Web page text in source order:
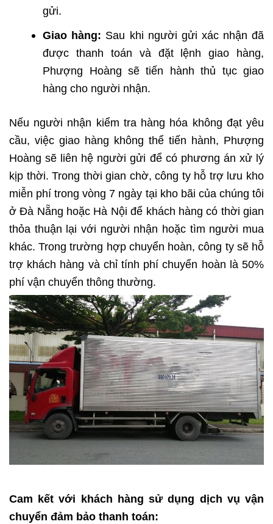
gửi.
Giao hàng: Sau khi người gửi xác nhận đã
được thanh toán và đặt lệnh giao hàng,
Phượng Hoàng sẽ tiến hành thủ tục giao
hàng cho người nhận.
Nếu người nhận kiểm tra hàng hóa không đạt yêu
cầu, việc giao hàng không thể tiến hành, Phượng
Hoàng sẽ liên hệ người gửi để có phương án xử lý
kịp thời. Trong thời gian chờ, công ty hỗ trợ lưu kho
miễn phí trong vòng 7 ngày tại kho bãi của chúng tôi
ở Đà Nẵng hoặc Hà Nội để khách hàng có thời gian
thỏa thuận lại với người nhận hoặc tìm người mua
khác. Trong trường hợp chuyển hoàn, công ty sẽ hỗ
trợ khách hàng và chỉ tính phí chuyển hoàn là 50%
phí vận chuyển thông thường.
Cam kết với khách hàng sử dụng dịch vụ vận
chuyển đảm bảo thanh toán: